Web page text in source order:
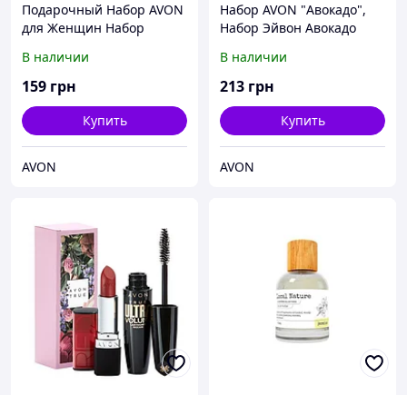
Подарочный Набор AVON
для Женщин Набор
, Эйвон, Ейвон, Avon
В наличии
159 грн
Купить
AVON
Набор AVON "Авокадо",
Набор Эйвон Авокадо
В наличии
213 грн
Купить
AVON